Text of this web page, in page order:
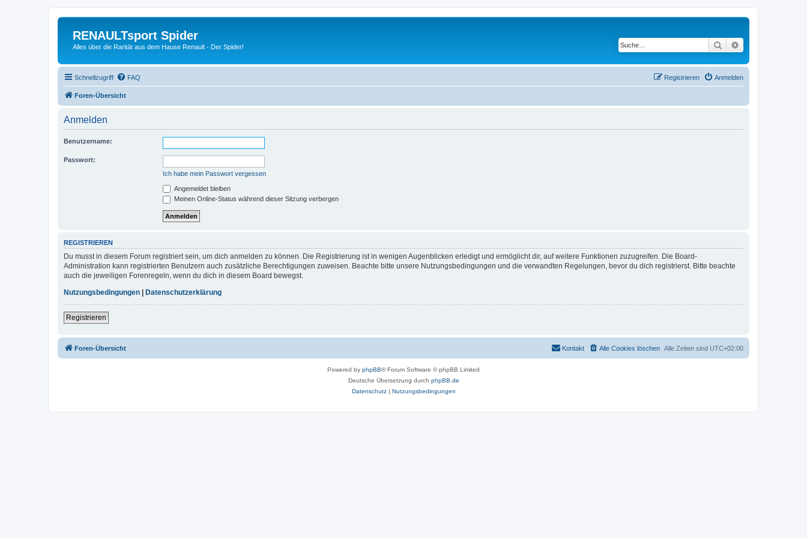
RENAULTsport Spider
Alles über die Rarität aus dem Hause Renault - Der Spider! Suche
Schnellzugriff FAQ Anmelden
Registrieren
Foren-Übersicht
Anmelden
Benutzername:
Passwort:
Ich habe mein Passwort vergessen
Angemeldet bleiben
Meinen Online-Status während dieser Sitzung verbergen
REGISTRIEREN
Du musst in diesem Forum registriert sein, um dich anmelden zu können. Die Registrierung ist in wenigen Augenblicken erledigt und ermöglicht dir, auf weitere Funktionen zuzugreifen. Die Board-
Administration kann registrierten Benutzern auch zusätzliche Berechtigungen zuweisen. Beachte bitte unsere Nutzungsbedingungen und die verwandten Regelungen, bevor du dich registrierst. Bitte beachte
auch die jeweiligen Forenregeln, wenn du dich in diesem Board bewegst.
Nutzungsbedingungen
Datenschutzerklärung
Registrieren
Foren-Übersicht Alle Zeiten sind UTC+02:00
Alle Cookies löschen
Kontakt
Powered by phpBB® Forum Software © phpBB Limited
Deutsche Übersetzung durch phpBB.de
Datenschutz| Nutzungsbedingungen